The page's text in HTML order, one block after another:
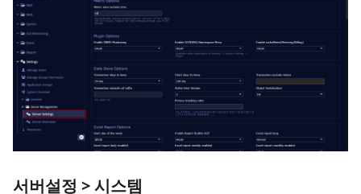
서버설정 > 시스템